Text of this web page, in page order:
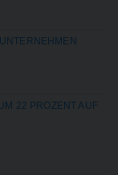
22 PROZENT AUF